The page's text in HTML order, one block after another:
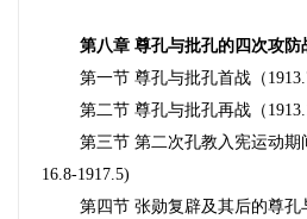
第八章 尊孔与批孔的四次攻防
第一节 尊孔与批孔首战（
第二节 尊孔与批孔再战（
第三节 第二次孔教入宪运动
16.8-1917.5)
第四节 张勋复辟及其后的尊